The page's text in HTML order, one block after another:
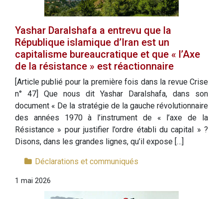
Yashar Daralshafa a entrevu que la
République islamique d’Iran est un
capitalisme bureaucratique et que « l’Axe
de la résistance » est réactionnaire
[Article publié pour la première fois dans la revue Crise
n° 47] Que nous dit Yashar Daralshafa, dans son
document « De la stratégie de la gauche révolutionnaire
des années 1970 à l’instrument de « l’axe de la
Résistance » pour justifier l’ordre établi du capital » ?
Disons, dans les grandes lignes, qu’il expose […]
Déclarations et communiqués
1 mai 2026